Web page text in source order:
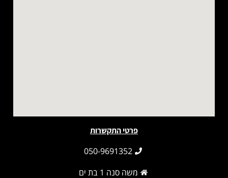
פרטי התקשרות
050-9691352
משה סנה 1 בת ים